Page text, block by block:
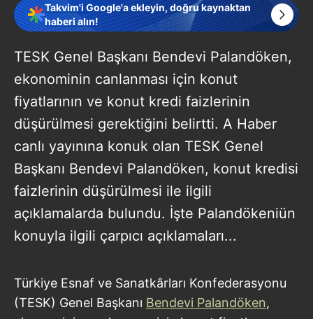
Takvim'i Google'a ekleyin, doğru kaynaktan
haberi alın!
TESK Genel Başkanı Bendevi Palandöken,
ekonominin canlanması için konut
fiyatlarının ve konut kredi faizlerinin
düşürülmesi gerektiğini belirtti. A Haber
canlı yayınına konuk olan TESK Genel
Başkanı Bendevi Palandöken, konut kredisi
faizlerinin düşürülmesi ile ilgili
açıklamalarda bulundu. İşte Palandökeniün
konuyla ilgili çarpıcı açıklamaları...
Türkiye Esnaf ve Sanatkârları Konfederasyonu
(TESK) Genel Başkanı Bendevi Palandöken,